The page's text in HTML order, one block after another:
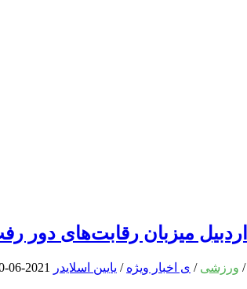
اردبیل میزبان رقابت‌های
/ ورزشی / ی اخبار ویژه / یایین اسلایدر 2021-06-10